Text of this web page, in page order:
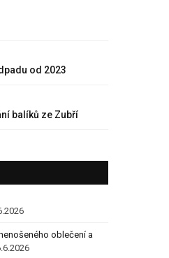
od 2023
balíků ze Zubří
oblečení a